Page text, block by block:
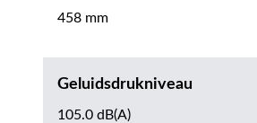
458 mm
Geluidsdrukniveau
105.0 dB(A)